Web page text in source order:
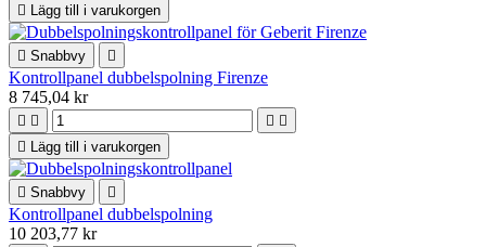

Lägg till i varukorgen
 Snabbvy 
Kontrollpanel dubbelspolning Firenze
8 745,04 kr
   

Lägg till i varukorgen
 Snabbvy 
Kontrollpanel dubbelspolning
10 203,77 kr